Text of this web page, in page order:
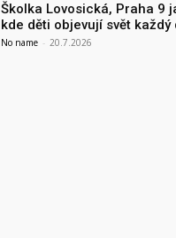
Školka Lovosická, Praha 9
kde děti objevují svět každý
No name - 20.7.2026